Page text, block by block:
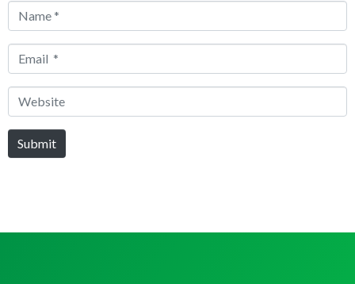
Name
Email
Website
Submit